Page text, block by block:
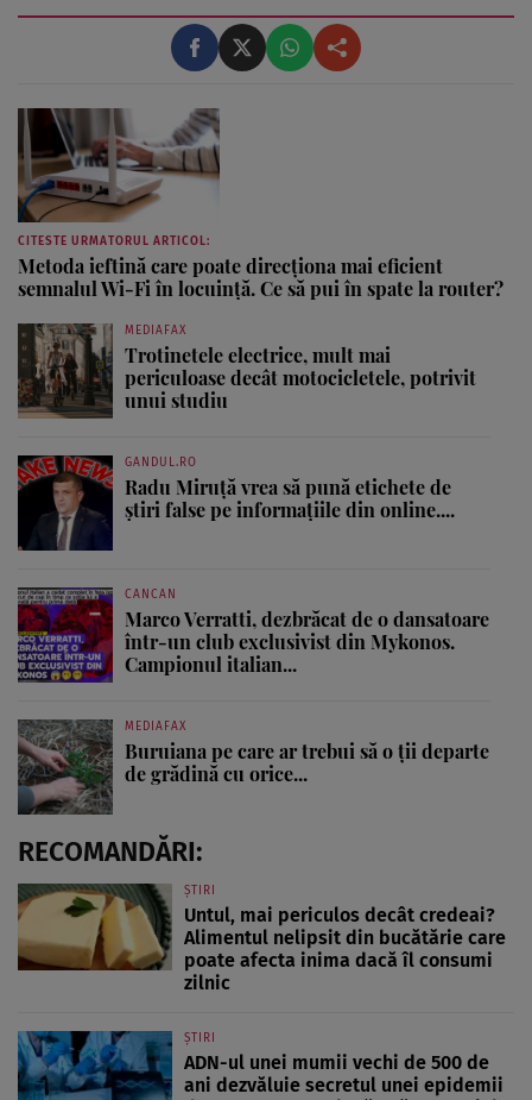
CITESTE URMATORUL ARTICOL:
Metoda ieftină care poate direcționa mai eficient
semnalul Wi-Fi în locuință. Ce să pui în spate la router?
MEDIAFAX
Trotinetele electrice, mult mai
periculoase decât motocicletele, potrivit
unui studiu
GANDUL.RO
Radu Miruţă vrea să pună etichete de
știri false pe informațiile din online....
CANCAN
Marco Verratti, dezbrăcat de o dansatoare
într-un club exclusivist din Mykonos.
Campionul italian...
MEDIAFAX
Buruiana pe care ar trebui să o ții departe
de grădină cu orice...
RECOMANDĂRI:
ȘTIRI
Untul, mai periculos decât credeai?
Alimentul nelipsit din bucătărie care
poate afecta inima dacă îl consumi
zilnic
ȘTIRI
ADN-ul unei mumii vechi de 500 de
ani dezvăluie secretul unei epidemii